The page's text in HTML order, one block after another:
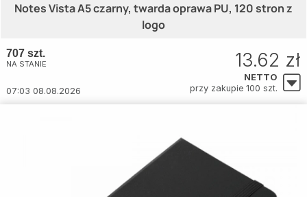
Notes Vista A5 czarny, twarda oprawa PU, 120 stron z
logo
707 szt.
NA STANIE
07:03 08.08.2026
13.62 zł
NETTO
przy zakupie 100 szt.